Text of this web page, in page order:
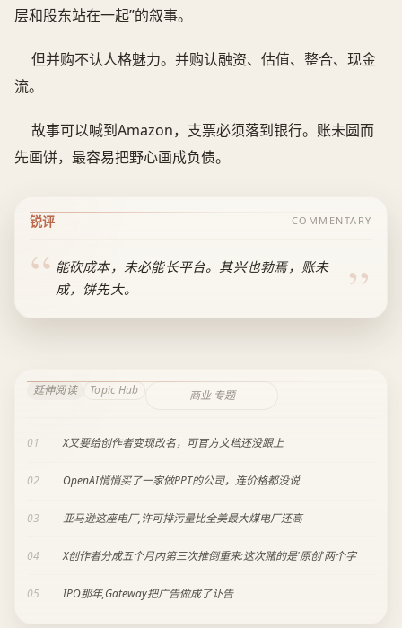
层和股东站在一起”的叙事。
但并购不认人格魅力。并购认融资、估值、整合、现金
流。
故事可以喊到Amazon，支票必须落到银行。账未圆而
先画饼，最容易把野心画成负债。
锐评 COMMENTARY
能砍成本，未必能长平台。其兴也勃焉，账未
成，饼先大。
延伸阅读 Topic Hub 商业 专题
01 X又要给创作者变现改名，可官方文档还没跟上
02 OpenAI悄悄买了一家做PPT的公司，连价格都没说
03 亚马逊这座电厂,许可排污量比全美最大煤电厂还高
04 X创作者分成五个月内第三次推倒重来:这次赌的是'原创'两个字
05 IPO那年,Gateway把广告做成了讣告